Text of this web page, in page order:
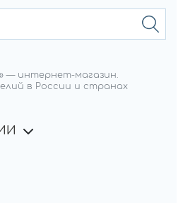
— интернет-магазин.
в России и странах